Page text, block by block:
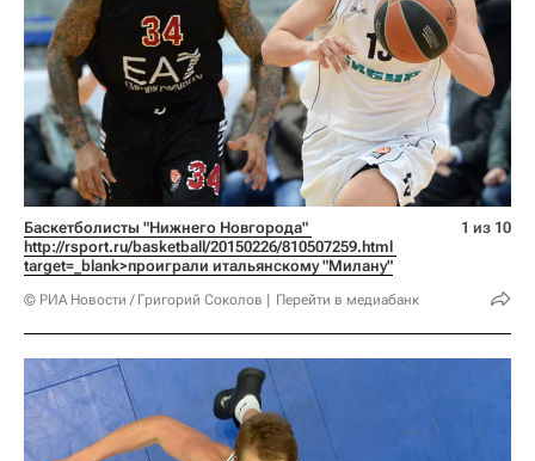
http://rsport.ru/basketball/20150226/810507259.html
target=_blank>проиграли итальянскому "Милану"
© РИА Новости / Григорий Соколов Перейти в медиабанк
1 из 10